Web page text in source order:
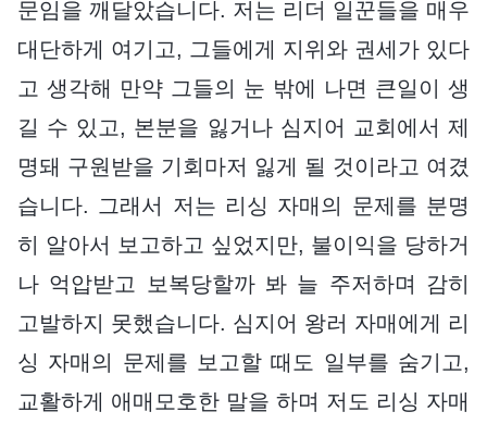
문임을 깨달았습니다. 저는 리더 일꾼들을 매우
대단하게 여기고, 그들에게 지위와 권세가 있다
고 생각해 만약 그들의 눈 밖에 나면 큰일이 생
길 수 있고, 본분을 잃거나 심지어 교회에서 제
명돼 구원받을 기회마저 잃게 될 것이라고 여겼
습니다. 그래서 저는 리싱 자매의 문제를 분명
히 알아서 보고하고 싶었지만, 불이익을 당하거
나 억압받고 보복당할까 봐 늘 주저하며 감히
고발하지 못했습니다. 심지어 왕러 자매에게 리
싱 자매의 문제를 보고할 때도 일부를 숨기고,
교활하게 애매모호한 말을 하며 저도 리싱 자매